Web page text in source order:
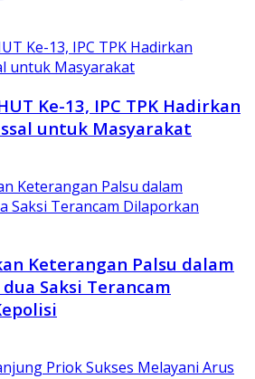
Ke-13, IPC TPK Hadirkan
untuk Masyarakat
Keterangan Palsu dalam
Saksi Terancam